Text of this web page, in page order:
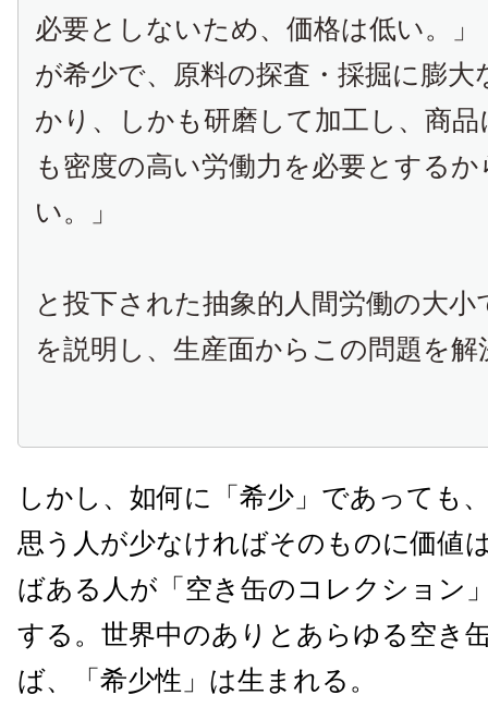
必要としないため、価格は低い。」
が希少で、原料の探査・採掘に膨大
かり、しかも研磨して加工し、商
も密度の高い労働力を必要とする
い。」
と投下された抽象的人間労働の大小
を説明し、生産面からこの問題を解
しかし、如何に「希少」であっても
思う人が少なければそのものに価値
ばある人が「空き缶のコレクション
する。世界中のありとあらゆる空き
ば、「希少性」は生まれる。